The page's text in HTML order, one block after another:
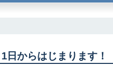
日からはじまります！